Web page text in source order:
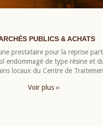
PUBLICS & ACHATS
prestataire pour la reprise
endommagé de type résine et
locaux du Centre de
Voir plus ››